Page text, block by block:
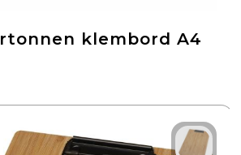
klembord A4